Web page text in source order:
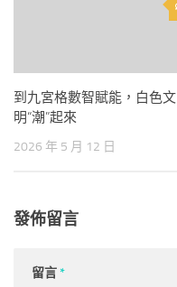
到九宮格數智賦能，白色文
明“潮”起來
2026 年 5 月 12 日
發佈留言
留言*